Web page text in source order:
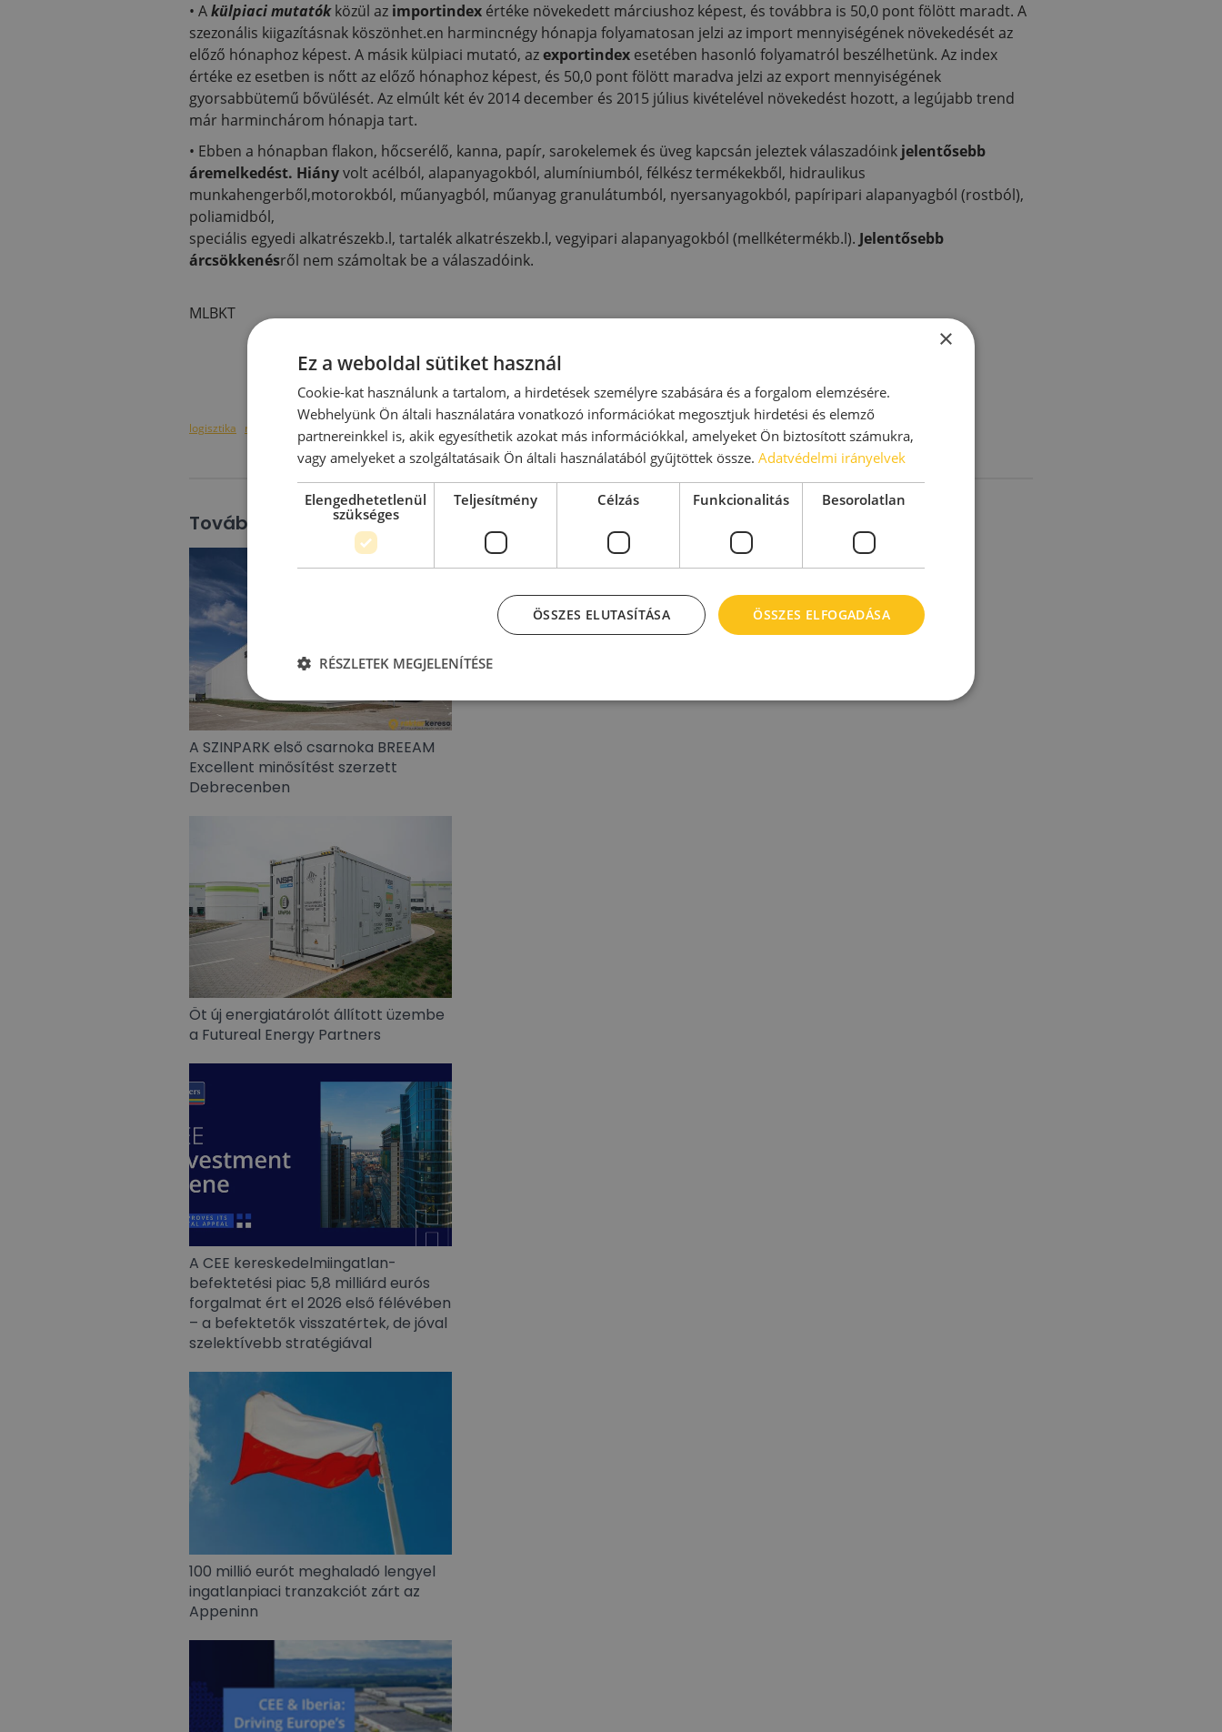
• Akülpiaci mutatókközül az importindex értéke növekedett márciushoz képest, és továbbra is 50,0 pont fölött maradt. A
szezonális kiigazításnak köszönhet.en harmincnégy hónapja folyamatosan jelzi az import mennyiségének növekedését az
előző hónaphoz képest. A másik külpiaci mutató, azexportindex esetében hasonló folyamatról beszélhetünk. Az index
értéke ez esetben is nőtt az előző hónaphoz képest, és 50,0 pont fölött maradva jelzi az export mennyiségének
gyorsabbütemű bővülését. Az elmúlt két év 2014 december és 2015 július kivételével növekedést hozott, a legújabb trend
már harminchárom hónapja tart.
• Ebben a hónapban flakon, hőcserélő, kanna, papír, sarokelemek és üveg kapcsán jeleztek válaszadóink jelentősebb
áremelkedést. Hiányvolt acélból, alapanyagokból, alumíniumból, félkész termékekből, hidraulikus
munkahengerből,motorokból, műanyagból, műanyag granulátumból, nyersanyagokból, papíripari alapanyagból (rostból),
poliamidból,
speciális egyedi alkatrészekb.l, tartalék alkatrészekb.l, vegyipari alapanyagokból (mellkétermékb.l). Jelentősebb
árcsökkenésről nem számoltak be a válaszadóink.
MLBKT
logisztika raktározás logisztikai központ MLBKT
További hírek
A SZINPARK első csarnoka BREEAM
Excellent minősítést szerzett
Debrecenben
Öt új energiatárolót állított üzembe
a Futureal Energy Partners
A CEE kereskedelmiingatlan-
befektetési piac 5,8 milliárd eurós
forgalmat ért el 2026 első félévében
– a befektetők visszatértek, de jóval
szelektívebb stratégiával
100 millió eurót meghaladó lengyel
ingatlanpiaci tranzakciót zárt az
Appeninn
×
Ez a weboldal sütiket használ
Cookie-kat használunk a tartalom, a hirdetések személyre szabására és a forgalom elemzésére.
Webhelyünk Ön általi használatára vonatkozó információkat megosztjuk hirdetési és elemző
partnereinkkel is, akik egyesíthetik azokat más információkkal, amelyeket Ön biztosított számukra,
vagy amelyeket a szolgáltatásaik Ön általi használatából gyűjtöttek össze. Adatvédelmi irányelvek
Elengedhetetlenül
szükséges
Teljesítmény Célzás Funkcionalitás Besorolatlan
ÖSSZES ELFOGADÁSA
ÖSSZES ELUTASÍTÁSA
RÉSZLETEK MEGJELENÍTÉSE